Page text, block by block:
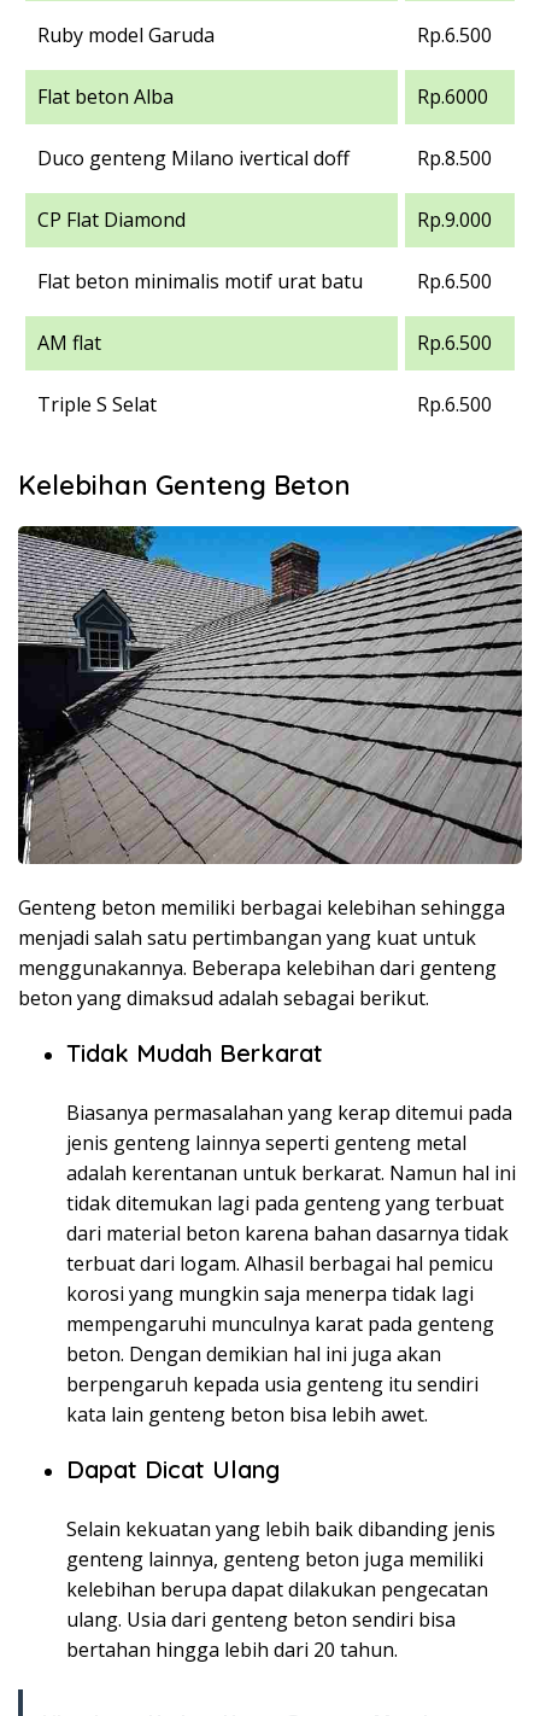
Ruby model Garuda Rp.6.500
Flat beton Alba Rp.6000
Duco genteng Milano ivertical doff Rp.8.500
CP Flat Diamond Rp.9.000
Flat beton minimalis motif urat batu Rp.6.500
AM flat Rp.6.500
Triple S Selat Rp.6.500
Kelebihan Genteng Beton
Genteng beton memiliki berbagai kelebihan sehingga
menjadi salah satu pertimbangan yang kuat untuk
menggunakannya. Beberapa kelebihan dari genteng
beton yang dimaksud adalah sebagai berikut.
Tidak Mudah Berkarat
Biasanya permasalahan yang kerap ditemui pada
jenis genteng lainnya seperti genteng metal
adalah kerentanan untuk berkarat. Namun hal ini
tidak ditemukan lagi pada genteng yang terbuat
dari material beton karena bahan dasarnya tidak
terbuat dari logam. Alhasil berbagai hal pemicu
korosi yang mungkin saja menerpa tidak lagi
mempengaruhi munculnya karat pada genteng
beton. Dengan demikian hal ini juga akan
berpengaruh kepada usia genteng itu sendiri
kata lain genteng beton bisa lebih awet.
Dapat Dicat Ulang
Selain kekuatan yang lebih baik dibanding jenis
genteng lainnya, genteng beton juga memiliki
kelebihan berupa dapat dilakukan pengecatan
ulang. Usia dari genteng beton sendiri bisa
bertahan hingga lebih dari 20 tahun.